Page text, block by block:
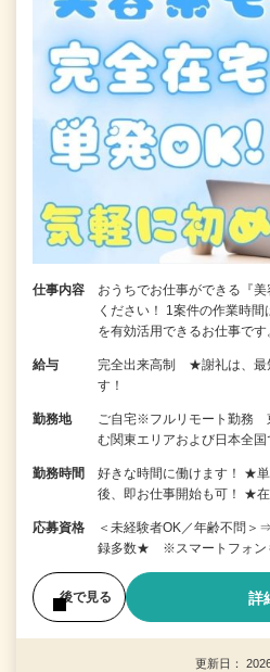
仕事内容
おうちでお仕事ができる『
ください！ 1案件の作業時
を有効活用できるお仕事で
給与
完全出来高制 ★謝礼は、最
す！
勤務地
ご自宅※フルリモート勤務
む関東エリアおよび日本全
勤務時間
好きな時間に働けます！ ★
後、即お仕事開始も可！ ★
応募資格
＜未経験者OK／年齢不問
録多数★ ※スマートフォン
後で見る 詳
更新日：